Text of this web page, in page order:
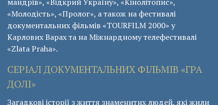
«Молодість», «Пролог», а також на фестивалі
документальних фільмів «ТОURFILM 2000» у
Карлових Варах та на Міжнардному телефестивалі
«Zlata Praha».
СЕРІАЛ ДОКУМЕНТАЛЬНИХ ФІЛЬМІВ «ГРА
ДОЛІ»
Загадкові історії з життя знаменитих людей, які жили